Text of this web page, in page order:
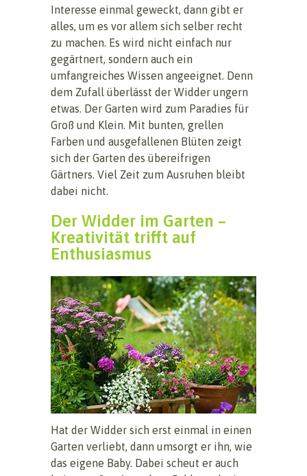
Interesse einmal geweckt, dann gibt er
alles, um es vor allem sich selber recht
zu machen. Es wird nicht einfach nur
gegärtnert, sondern auch ein
umfangreiches Wissen angeeignet. Denn
dem Zufall überlässt der Widder ungern
etwas. Der Garten wird zum Paradies für
Groß und Klein. Mit bunten, grellen
Farben und ausgefallenen Blüten zeigt
sich der Garten des übereifrigen
Gärtners. Viel Zeit zum Ausruhen bleibt
dabei nicht.
Der Widder im Garten –
Kreativität trifft auf
Enthusiasmus
Hat der Widder sich erst einmal in einen
Garten verliebt, dann umsorgt er ihn, wie
das eigene Baby. Dabei scheut er auch